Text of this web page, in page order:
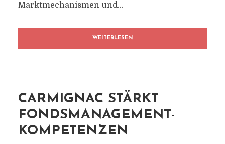
Marktmechanismen und...
WEITERLESEN
CARMIGNAC STÄRKT
FONDSMANAGEMENT-
KOMPETENZEN